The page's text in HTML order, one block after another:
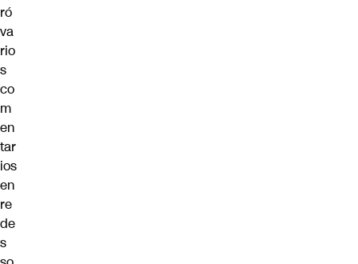
ró
va
rio
s
co
m
en
tar
ios
en
re
de
s